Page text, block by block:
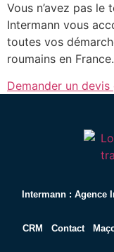
Vous n’avez pas le
Intermann vous
toutes vos
roumains en France.
Demander un
Intermann : Agence
CRM Contact